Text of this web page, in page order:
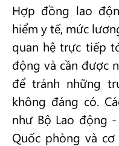
Hợp đồng lao
hiểm y tế, mức
quan hệ trực tiếp
động và cần được
để tránh những
không đáng có.
như Bộ Lao động
Quốc phòng và